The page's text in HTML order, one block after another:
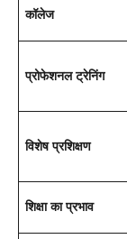
कॉलेज
प्रोफेशनल ट्रेनिंग
विशेष प्रशिक्षण
शिक्षा का प्रभाव